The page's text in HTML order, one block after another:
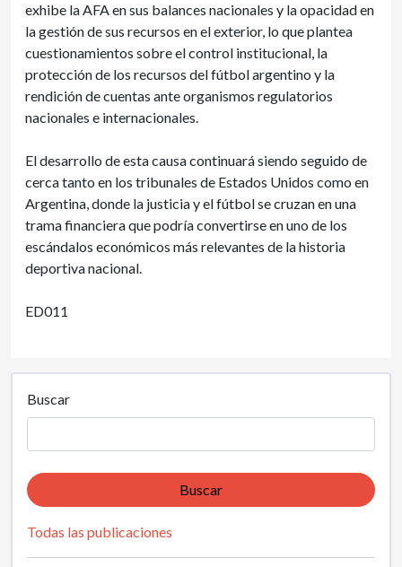
exhibe la AFA en sus balances nacionales y la opacidad en
la gestión de sus recursos en el exterior, lo que plantea
cuestionamientos sobre el control institucional, la
protección de los recursos del fútbol argentino y la
rendición de cuentas ante organismos regulatorios
nacionales e internacionales.
El desarrollo de esta causa continuará siendo seguido de
cerca tanto en los tribunales de Estados Unidos como en
Argentina, donde la justicia y el fútbol se cruzan en una
trama financiera que podría convertirse en uno de los
escándalos económicos más relevantes de la historia
deportiva nacional.
ED011
Buscar
Buscar
Todas las publicaciones